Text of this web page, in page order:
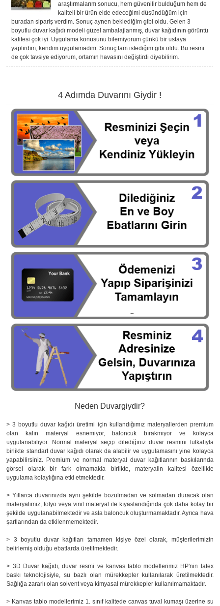
araştırmalarım sonucu, hem güvenilir bulduğum hem de
kaliteli bir ürün elde edeceğimi düşündüğüm için
buradan sipariş verdim. Sonuç aynen beklediğim gibi oldu. Gelen 3
boyutlu duvar kağıdı modeli güzel ambalajlanmış, duvar kağıdının görüntü
kalitesi çok iyi. Uygulama konusunu bilemiyorum çünkü bir ustaya
yaptırdım, kendim uygulamadım. Sonuç tam istediğim gibi oldu. Bu resmi
de çok tavsiye ediyorum, ortamın havasını değiştirdi diyebilirim.
4 Adımda Duvarını Giydir !
Neden Duvargiydir?
> 3 boyutlu duvar kağıdı üretimi için kullandığımız materyallerden premium
olan kalın materyal esnemiyor, baloncuk bırakmıyor ve kolayca
uygulanabiliyor. Normal materyal seçip dilediğiniz duvar resmini tutkalıyla
birlikte standart duvar kağıdı olarak da alabilir ve uygulamasını yine kolayca
yapabilirsiniz. Premium ve normal materyal duvar kağıtlarının baskılarında
görsel olarak bir fark olmamakla birlikte, materyalin kalitesi özellikle
uygulama kolaylığına etki etmektedir.
> Yıllarca duvarınızda aynı şekilde bozulmadan ve solmadan duracak olan
materyalimiz, folyo veya vinil materyal ile kıyaslandığında çok daha kolay bir
şekilde uygulanabilmektedir ve asla baloncuk oluşturmamaktadır. Ayrıca hava
şartlarından da etkilenmemektedir.
> 3 boyutlu duvar kağıtları tamamen kişiye özel olarak, müşterilerimizin
belirlemiş olduğu ebatlarda üretilmektedir.
> 3D Duvar kağıdı, duvar resmi ve kanvas tablo modellerimiz HP'nin latex
baskı teknolojisiyle, su bazlı olan mürekkepler kullanılarak üretilmektedir.
Sağlığa zararlı olan solvent veya kimyasal mürekkepler kullanılmamaktadır.
> Kanvas tablo modellerimiz 1. sınıf kalitede canvas tuval kumaşı üzerine su